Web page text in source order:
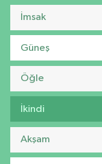
İmsak
Güneş
Öğle
İkindi
Akşam